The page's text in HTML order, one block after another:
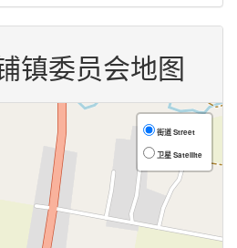
镇委员会地图
街道 Street
卫星 Satellite